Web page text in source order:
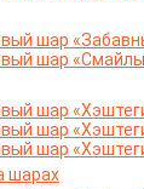
шар
шар
шар
шар
шар
шарах